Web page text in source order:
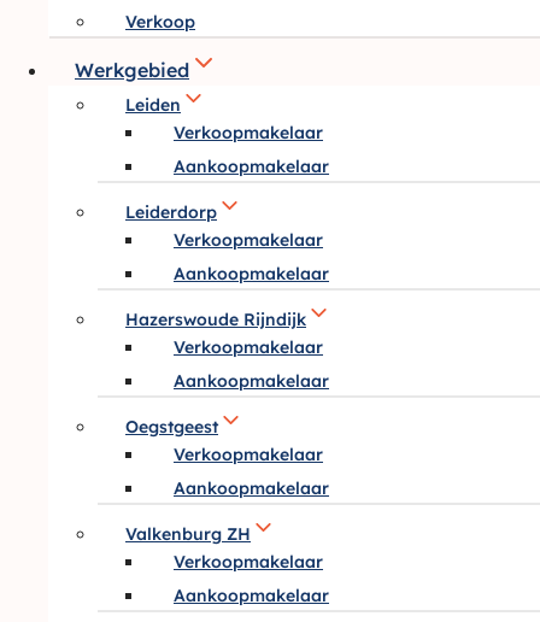
Verkoop
Werkgebied
Leiden
Verkoopmakelaar
Aankoopmakelaar
Leiderdorp
Verkoopmakelaar
Aankoopmakelaar
Hazerswoude Rijndijk
Verkoopmakelaar
Aankoopmakelaar
Oegstgeest
Verkoopmakelaar
Aankoopmakelaar
Valkenburg ZH
Verkoopmakelaar
Aankoopmakelaar